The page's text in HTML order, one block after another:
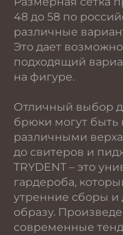
48 до 58 по
различные
Это дает
подходящий
на фигуре.
Отличный выбор
брюки могут
различными
до свитеров и
TRYDENT – это
гардероба,
утренние сборы и
образу.
современные